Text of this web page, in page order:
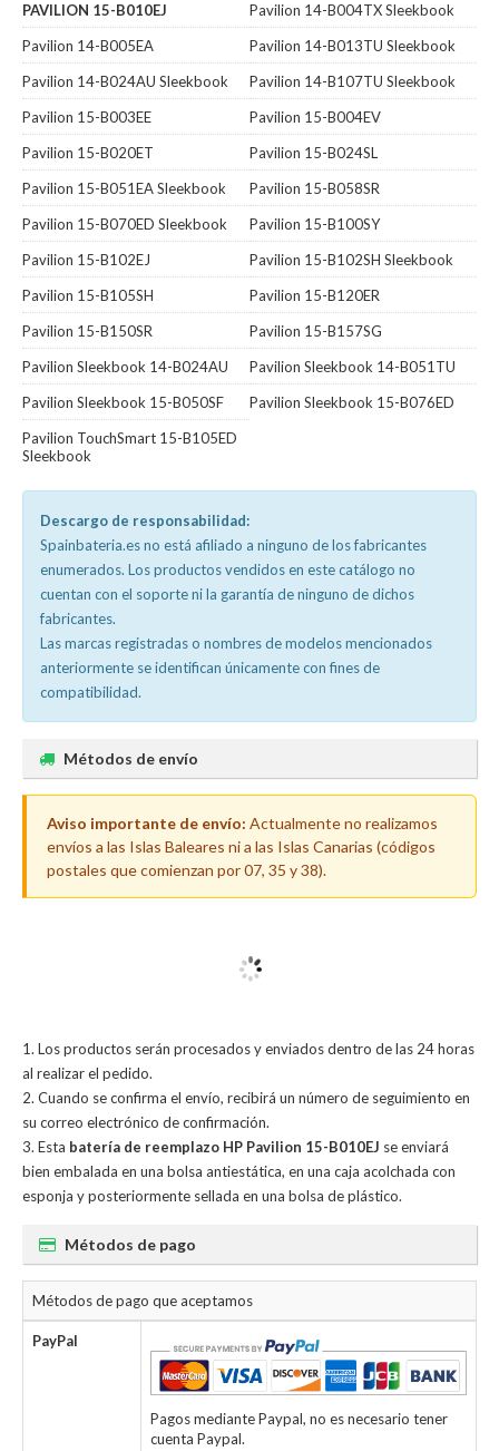
PAVILION 15-B010EJ
Pavilion 14-B004TX Sleekbook
Pavilion 14-B005EA
Pavilion 14-B013TU Sleekbook
Pavilion 14-B024AU Sleekbook
Pavilion 14-B107TU Sleekbook
Pavilion 15-B003EE
Pavilion 15-B004EV
Pavilion 15-B020ET
Pavilion 15-B024SL
Pavilion 15-B051EA Sleekbook
Pavilion 15-B058SR
Pavilion 15-B070ED Sleekbook
Pavilion 15-B100SY
Pavilion 15-B102EJ
Pavilion 15-B102SH Sleekbook
Pavilion 15-B105SH
Pavilion 15-B120ER
Pavilion 15-B150SR
Pavilion 15-B157SG
Pavilion Sleekbook 14-B024AU
Pavilion Sleekbook 14-B051TU
Pavilion Sleekbook 15-B050SF
Pavilion Sleekbook 15-B076ED
Pavilion TouchSmart 15-B105ED
Sleekbook
Descargo de responsabilidad:
Spainbateria.es no está afiliado a ninguno de los fabricantes
enumerados. Los productos vendidos en este catálogo no
cuentan con el soporte ni la garantía de ninguno de dichos
fabricantes.
Las marcas registradas o nombres de modelos mencionados
anteriormente se identifican únicamente con fines de
compatibilidad.
Métodos de envío
Aviso importante de envío: Actualmente no realizamos
envíos a las Islas Baleares ni a las Islas Canarias (códigos
postales que comienzan por 07, 35 y 38).
Los productos serán procesados y enviados dentro de las 24 horas
al realizar el pedido.
Cuando se confirma el envío, recibirá un número de seguimiento en
su correo electrónico de confirmación.
Esta batería de reemplazo HP Pavilion 15-B010EJ se enviará
bien embalada en una bolsa antiestática, en una caja acolchada con
esponja y posteriormente sellada en una bolsa de plástico.
Métodos de pago
Métodos de pago que aceptamos
PayPal
Pagos mediante Paypal, no es necesario tener
cuenta Paypal.